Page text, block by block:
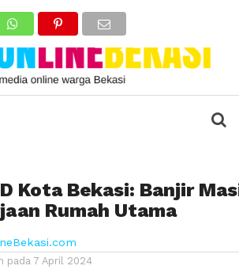
Kota Bekasi: Banjir
Rumah Utama
pada 7 April 2024